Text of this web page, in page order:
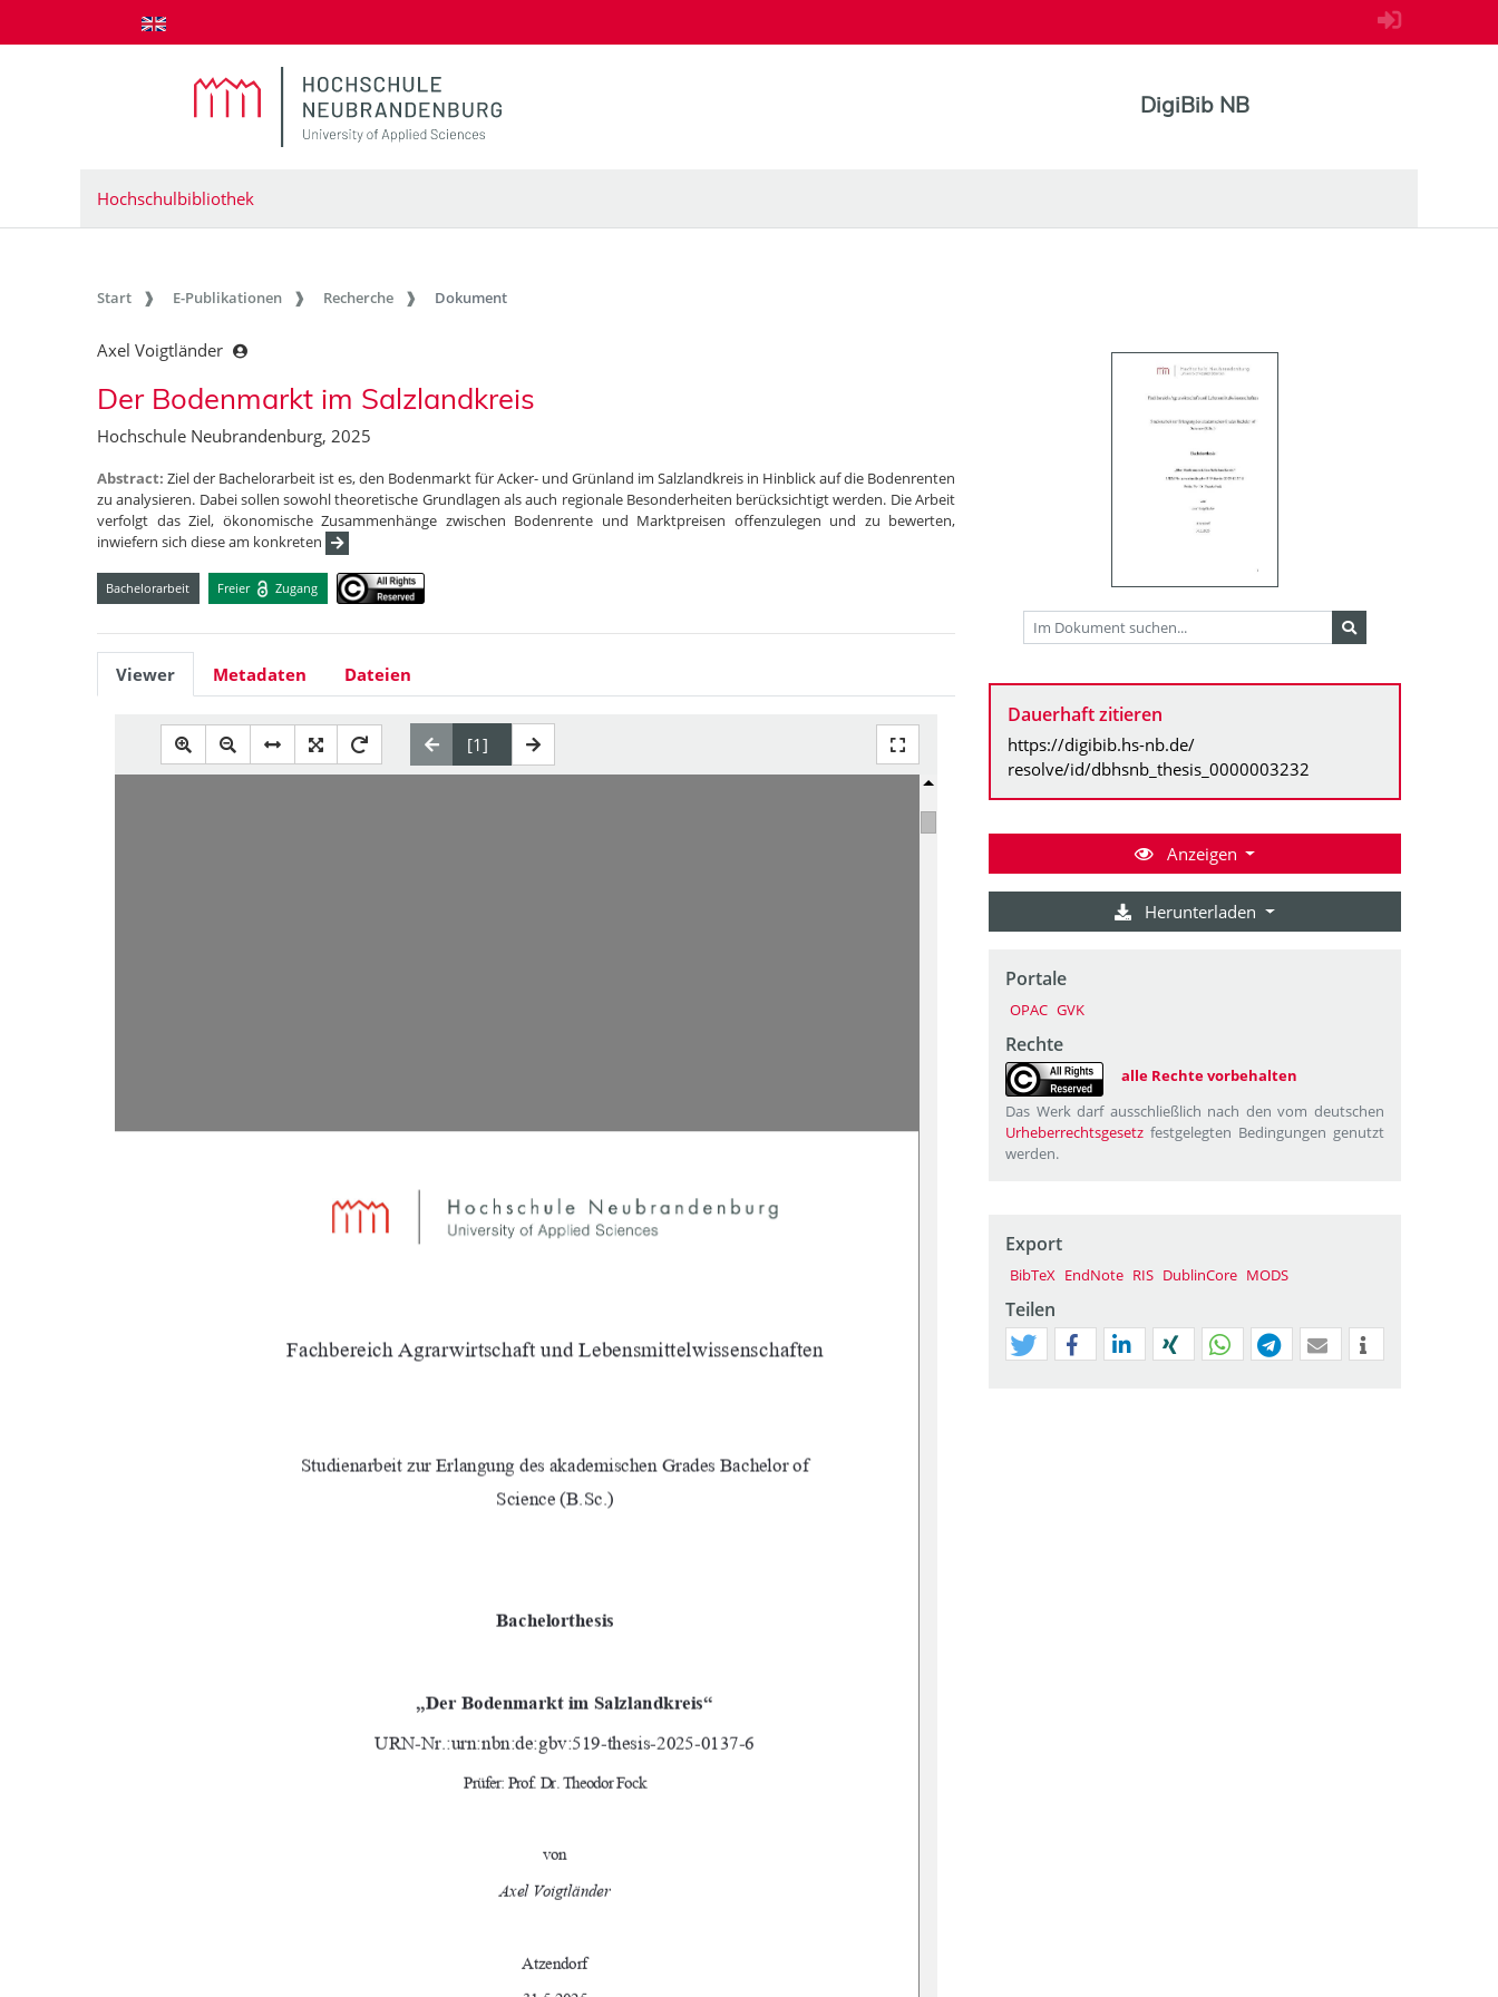
zum Inhalt springen
DigiBib NB
Hochschulbibliothek
Start E-Publikationen Recherche Dokument
Axel Voigtländer
Der Bodenmarkt im Salzlandkreis
Hochschule Neubrandenburg, 2025
Abstract: Ziel der Bachelorarbeit ist es, den Bodenmarkt für Acker- und Grünland im Salzlandkreis in Hinblick auf die Bodenrenten
zu analysieren. Dabei sollen sowohl theoretische Grundlagen als auch regionale Besonderheiten berücksichtigt werden. Die Arbeit
verfolgt das Ziel, ökonomische Zusammenhänge zwischen Bodenrente und Marktpreisen offenzulegen und zu bewerten,
inwiefern sich diese am konkreten
Bachelorarbeit Freier Zugang
Viewer Metadaten Dateien
Fachbereich Agrarwirtschaft und Lebensmittelwissenschaften
Studienarbeit zur Erlangung des akademischen Grades Bachelor of
Science (B.Sc.)
Bachelorthesis
„Der Bodenmarkt im Salzlandkreis“
URN-Nr.:urn:nbn:de:gbv:519-thesis-2025-0137-6
Prüfer: Prof. Dr. Theodor Fock
von
Axel Voigtländer
Atzendorf
Dauerhaft zitieren
https://digibib.hs-nb.de/
resolve/id/dbhsnb_thesis_0000003232
Anzeigen
Herunterladen
Portale
OPAC GVK
Rechte
alle Rechte vorbehalten
Das Werk darf ausschließlich nach den vom deutschen
Urheberrechtsgesetz festgelegten Bedingungen genutzt
werden.
Export
BibTeX EndNote RIS DublinCore MODS
Teilen